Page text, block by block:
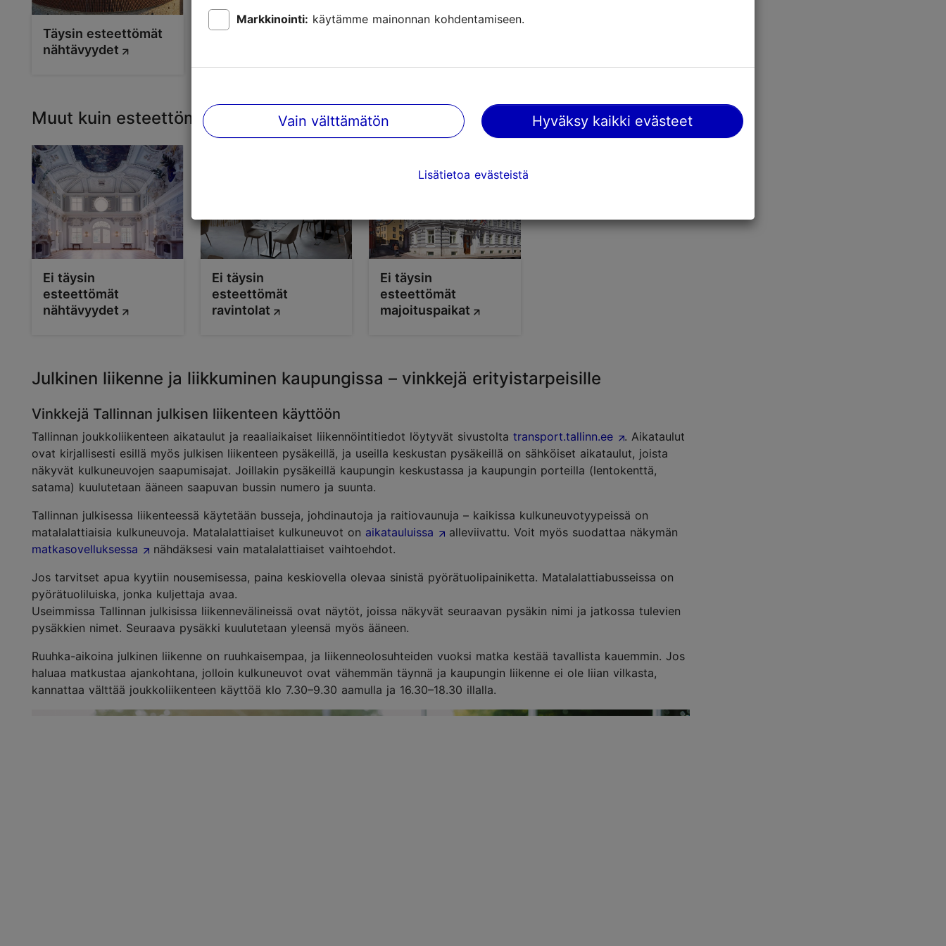
Täysin esteettömät
nähtävyydet
Täysin esteettömät
Muut kuin esteettömät nähtävyydet ja palvelut Tallinnassa
Ei täysin
esteettömät
nähtävyydet
Ei täysin
esteettömät
ravintolat
Ei täysin
esteettömät
majoituspaikat
Julkinen liikenne ja liikkuminen kaupungissa – vinkkejä erityistarpeisille
Vinkkejä Tallinnan julkisen liikenteen käyttöön
Tallinnan joukkoliikenteen aikataulut ja reaaliaikaiset liikennöintitiedot löytyvät sivustolta transport.tallinn.ee
. Aikataulut
ovat kirjallisesti esillä myös julkisen liikenteen pysäkeillä, ja useilla keskustan pysäkeillä on sähköiset aikataulut, joista
näkyvät kulkuneuvojen saapumisajat. Joillakin pysäkeillä kaupungin keskustassa ja kaupungin porteilla (lentokenttä,
satama) kuulutetaan ääneen saapuvan bussin numero ja suunta.
Tallinnan julkisessa liikenteessä käytetään busseja, johdinautoja ja raitiovaunuja – kaikissa kulkuneuvotyypeissä on
matalalattiaisia kulkuneuvoja. Matalalattiaiset kulkuneuvot on aikatauluissa
alleviivattu. Voit myös suodattaa näkymän
matkasovelluksessa
nähdäksesi vain matalalattiaiset vaihtoehdot.
Jos tarvitset apua kyytiin nousemisessa, paina keskiovella olevaa sinistä pyörätuolipainiketta. Matalalattiabusseissa on
pyörätuoliluiska, jonka kuljettaja avaa.
Useimmissa Tallinnan julkisissa liikennevälineissä ovat näytöt, joissa näkyvät seuraavan pysäkin nimi ja jatkossa tulevien
pysäkkien nimet. Seuraava pysäkki kuulutetaan yleensä myös ääneen.
Ruuhka-aikoina julkinen liikenne on ruuhkaisempaa, ja liikenneolosuhteiden vuoksi matka kestää tavallista kauemmin. Jos
haluaa matkustaa ajankohtana, jolloin kulkuneuvot ovat vähemmän täynnä ja kaupungin liikenne ei ole liian vilkasta,
kannattaa välttää joukkoliikenteen käyttöä klo 7.30–9.30 aamulla ja 16.30–18.30 illalla.
Markkinointi: käytämme mainonnan kohdentamiseen.
Vain välttämätön Hyväksy kaikki evästeet
Lisätietoa evästeistä